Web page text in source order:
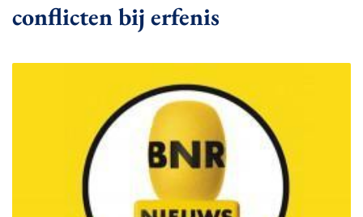
conflicten bij erfenis